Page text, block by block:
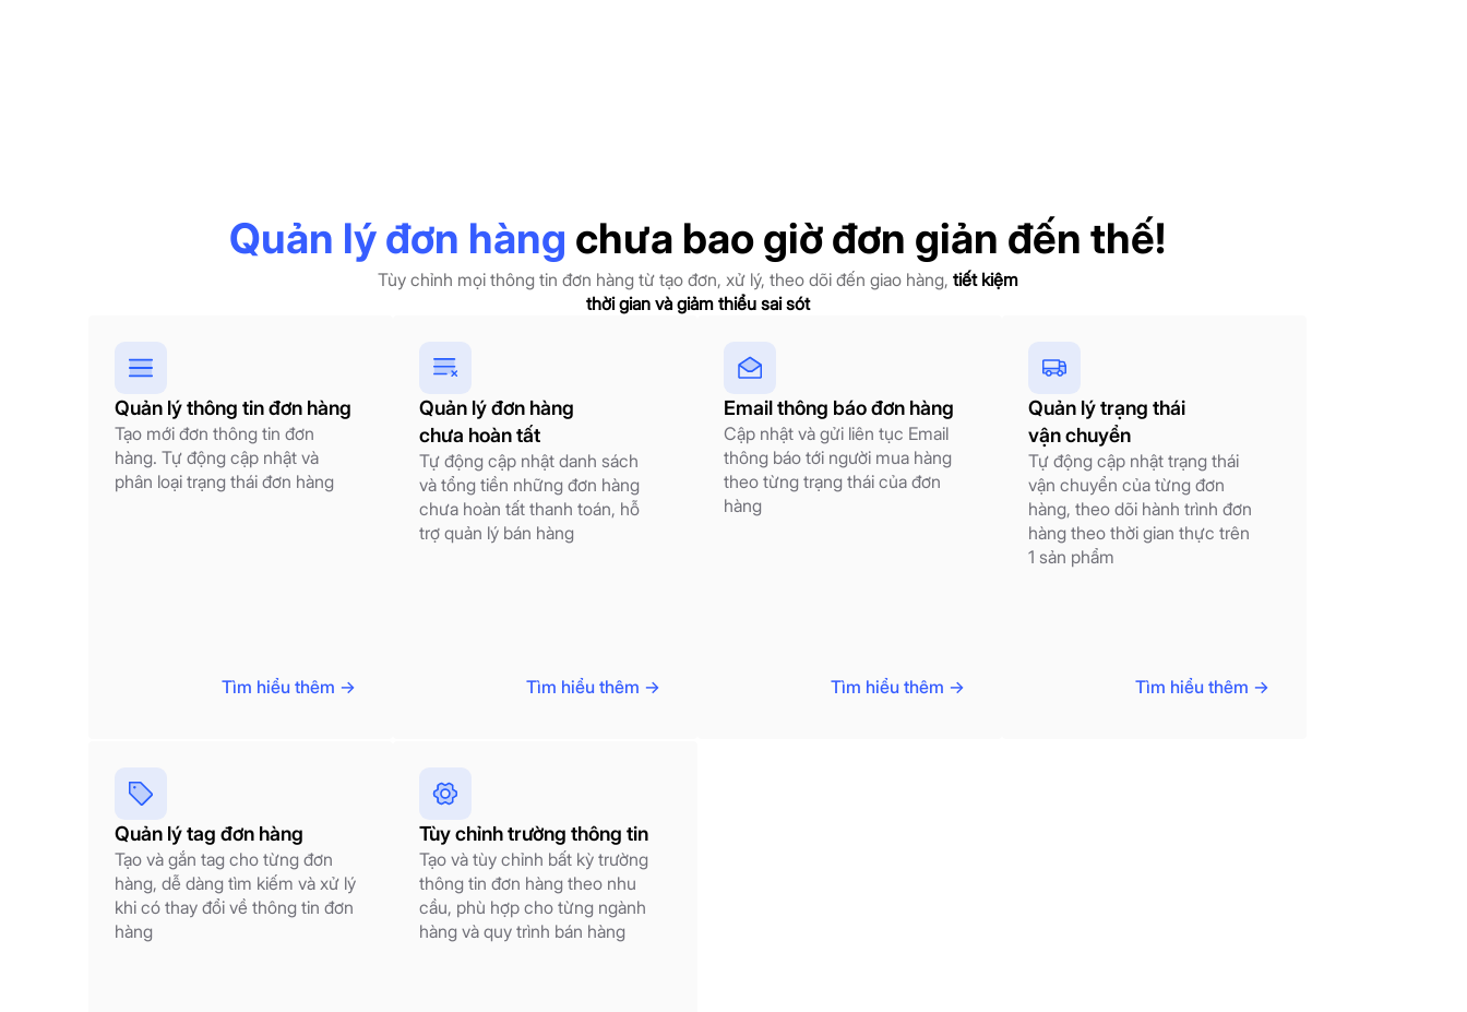
Quản lý đơn hàng chưa bao giờ đơn giản đến thế!
Tùy chỉnh mọi thông tin đơn hàng từ tạo đơn, xử lý, theo dõi đến giao hàng, tiết kiệm
thời gian và giảm thiểu sai sót
Quản lý tag đơn hàng
Tạo và gắn tag cho từng đơn
hàng, dễ dàng tìm kiếm và xử lý
khi có thay đổi về thông tin đơn
hàng
Tùy chỉnh trường thông tin
Tạo và tùy chỉnh bất kỳ trường
thông tin đơn hàng theo nhu
cầu, phù hợp cho từng ngành
hàng và quy trình bán hàng
Quản lý thông tin đơn hàng
Tạo mới đơn thông tin đơn
hàng. Tự động cập nhật và
phân loại trạng thái đơn hàng
Tìm hiểu thêm ->
Quản lý đơn hàng
chưa hoàn tất
Tự động cập nhật danh sách
và tổng tiền những đơn hàng
chưa hoàn tất thanh toán, hỗ
trợ quản lý bán hàng
Tìm hiểu thêm ->
Email thông báo đơn hàng
Cập nhật và gửi liên tục Email
thông báo tới người mua hàng
theo từng trạng thái của đơn
hàng
Tìm hiểu thêm ->
Quản lý trạng thái
vận chuyển
Tự động cập nhật trạng thái
vận chuyển của từng đơn
hàng, theo dõi hành trình đơn
hàng theo thời gian thực trên
1 sản phẩm
Tìm hiểu thêm ->